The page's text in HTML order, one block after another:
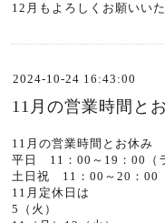
12月もよろしくお願いいた
2024-10-24 16:43:00
11月の営業時間と
11月の営業時間とお休み
平日 11：00～19：00（
土日祝 11：00～20：00
11月定休日は
5（火）